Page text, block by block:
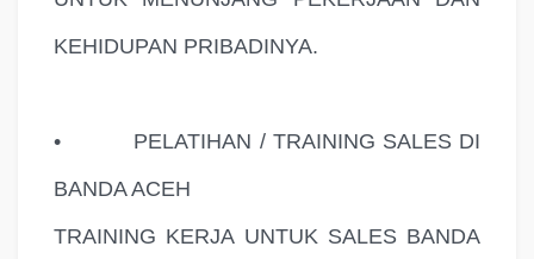
KEHIDUPAN PRIBADINYA.
•
PELATIHAN / TRAINING SALES DI
BANDA ACEH
TRAINING KERJA UNTUK SALES BANDA